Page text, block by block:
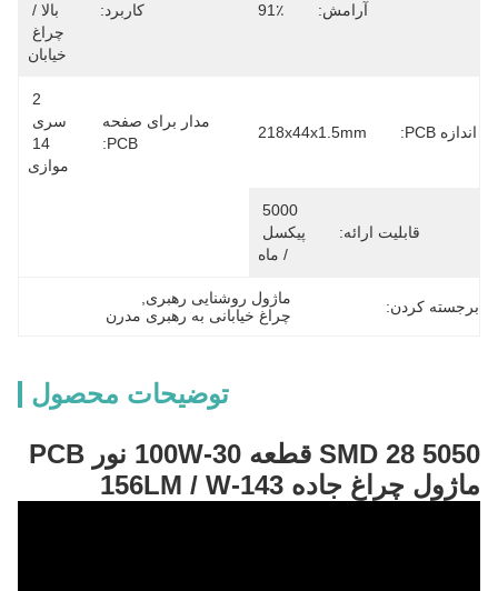
آرامش: 91٪ کاربرد:
خیابان
اندازه PCB: 218x44x1.5mm
مدار برای صفحه
PCB:
موازی
قابلیت ارائه:
/ ماه
برجسته کردن: ماژول روشنایی رهبری
چراغ خیابانی به رهبری مدرن
توضیحات محصول
5050 SMD 28 قطعه 30-100W نور PCB
ماژول چراغ جاده 143-156LM / W